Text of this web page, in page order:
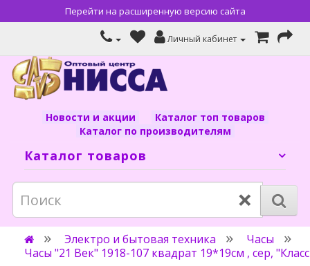
Перейти на расширенную версию сайта
Личный кабинет
Новости и акции
Каталог топ товаров
Каталог по производителям
Каталог товаров
×
Электро и бытовая техника
Часы
Часы "21 Век" 1918-107 квадрат 19*19см , сер,